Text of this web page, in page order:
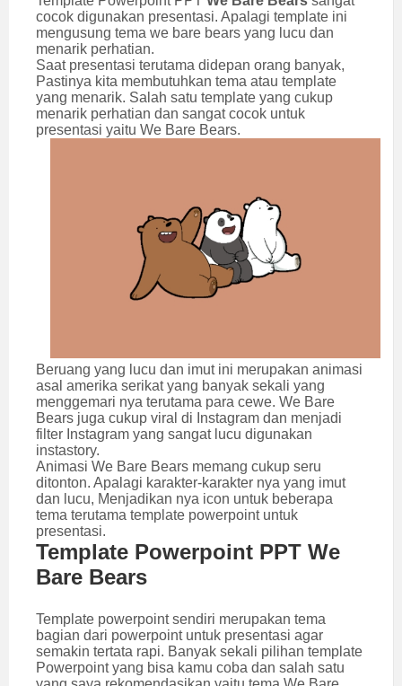
cocok digunakan presentasi. Apalagi template ini
mengusung tema we bare bears yang lucu dan
menarik perhatian.
Saat presentasi terutama didepan orang banyak,
Pastinya kita membutuhkan tema atau template
yang menarik. Salah satu template yang cukup
menarik perhatian dan sangat cocok untuk
presentasi yaitu We Bare Bears.
Beruang yang lucu dan imut ini merupakan animasi
asal amerika serikat yang banyak sekali yang
menggemari nya terutama para cewe. We Bare
Bears juga cukup viral di Instagram dan menjadi
filter Instagram yang sangat lucu digunakan
instastory.
Animasi We Bare Bears memang cukup seru
ditonton. Apalagi karakter-karakter nya yang imut
dan lucu, Menjadikan nya icon untuk beberapa
tema terutama template powerpoint untuk
presentasi.
Template Powerpoint PPT We
Bare Bears
Template powerpoint sendiri merupakan tema
bagian dari powerpoint untuk presentasi agar
semakin tertata rapi. Banyak sekali pilihan template
Powerpoint yang bisa kamu coba dan salah satu